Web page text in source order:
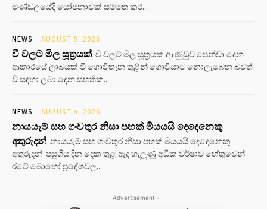
මණ්ඩලයේදී යෝජනාවක් සම්මත කර...
NEWS AUGUST 5, 2026
වී වලට මිල සූත්‍රයක් වී වලට මිල සූත්‍රයක් ආණුඩුව පෙන්වා දෙන
ආකාරයේ ලාබයක් වී ගොවිතැන තුළින් ගොවියාට නොලැබෙන බවත්
වී සඳහා ලබා දෙන සහතික...
NEWS AUGUST 4, 2026
නායයෑම් සහ ගංවතුර නිසා පහක් මියයයි දෙදෙනෙකු
අතුරුදන් නායයෑම් සහ ගංවතුර නිසා පහක් මියයයි දෙදෙනෙකු
අතුරුදන් පසුගිය දින දෙක තුළ ඇද හැලුණු අධික වර්ෂාව හේතුවෙන්
රටේ බොහෝ ප්‍රදේශවල...
- Advertisement -